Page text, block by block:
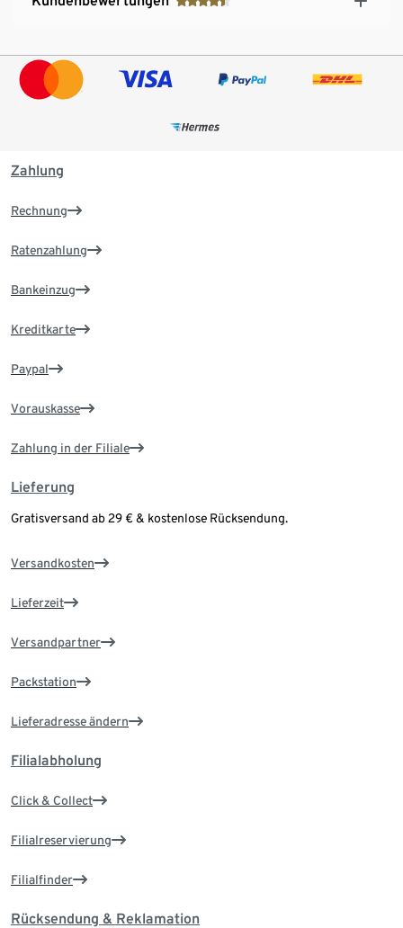
Zahlung
Rechnung
Ratenzahlung
Bankeinzug
Kreditkarte
Paypal
Vorauskasse
Zahlung in der Filiale
Lieferung
Gratisversand ab 29 € & kostenlose Rücksendung.
Versandkosten
Lieferzeit
Versandpartner
Packstation
Lieferadresse ändern
Filialabholung
Click & Collect
Filialreservierung
Filialfinder
Rücksendung & Reklamation